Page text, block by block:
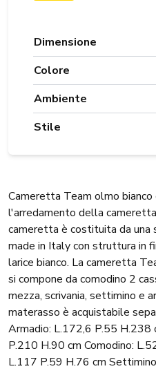
Dimensione
Colore
Ambiente
Stile
Cameretta Team olmo
l'arredamento della
cameretta è costituita da una
made in Italy con struttura in
larice bianco. La cameretta
si compone da comodino 2
mezza, scrivania, settimino e
materasso è acquistabile
Armadio: L.172,6 P.55
P.210 H.90 cm Comodino:
L.117 P.59 H.76 cm